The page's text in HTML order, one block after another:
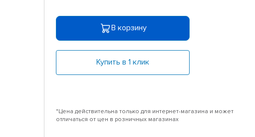
В корзину
Купить в 1 клик
*Цена действительна только для интернет-магазина и может
отличаться от цен в розничных магазинах